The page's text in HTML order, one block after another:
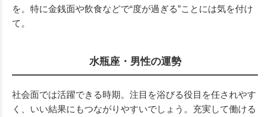
を。特に金銭面や飲食などで“度が過ぎる”ことには気を付け
て。
水瓶座・男性の運勢
社会面では活躍できる時期。注目を浴びる役目を任されやす
く、いい結果にもつながりやすいでしょう。充実して働ける